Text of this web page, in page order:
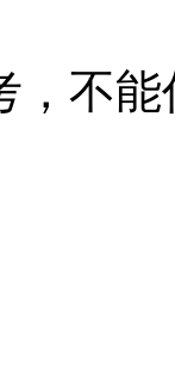
，不